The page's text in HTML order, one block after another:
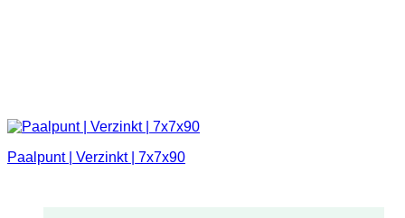
Paalpunt | Verzinkt | 7x7x90